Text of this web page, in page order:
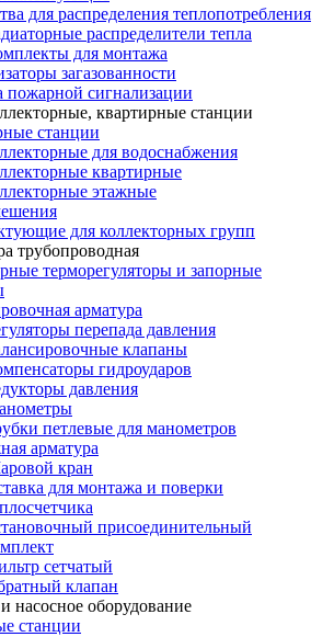
для распределения теплопотребления
распределители тепла
для монтажа
загазованности
пожарной сигнализации
квартирные станции
станции
для водоснабжения
квартирные
этажные
для коллекторных групп
трубопроводная
терморегуляторы и запорные
арматура
перепада давления
клапаны
гидроударов
давления
петлевые для манометров
арматура
кран
для монтажа и поверки
присоединительный
сетчатый
клапан
насосное оборудование
станции